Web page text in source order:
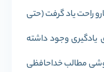
راحت یاد گرفت (حتی
یادگیری وجود داشته
مطالب خداحافظی